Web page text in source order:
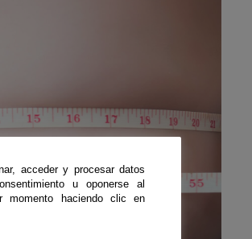
acceder y procesar datos
u oponerse al
momento haciendo clic en